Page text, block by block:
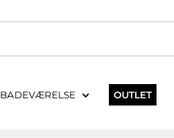
BADEVÆRELSE OUTLET